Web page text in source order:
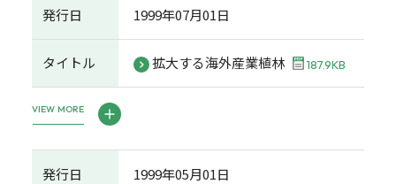
発行日 1999年07月01日
タイトル 拡大する海外産業植林 187.9KB
VIEW MORE
発行日 1999年05月01日